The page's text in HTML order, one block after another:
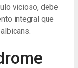
vicioso, debe
integral que